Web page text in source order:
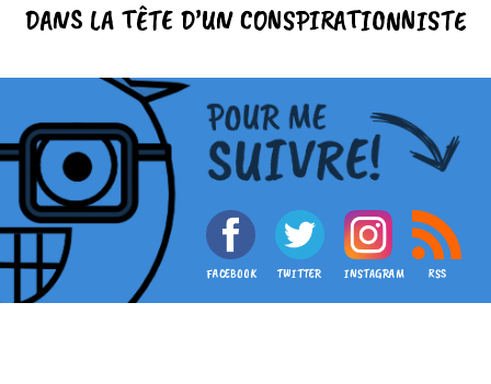
DANS LA TÊTE D’UN CONSPIRATIONNISTE
FACEBOOK TWITTER INSTAGRAM RSS